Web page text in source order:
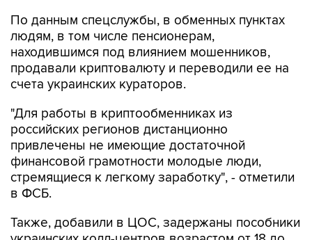
По данным спецслужбы, в обменных пунктах
людям, в том числе пенсионерам,
находившимся под влиянием мошенников,
продавали криптовалюту и переводили ее на
счета украинских кураторов.
"Для работы в криптообменниках из
российских регионов дистанционно
привлечены не имеющие достаточной
финансовой грамотности молодые люди,
стремящиеся к легкому заработку", - отметили
в ФСБ.
Также, добавили в ЦОС, задержаны пособники